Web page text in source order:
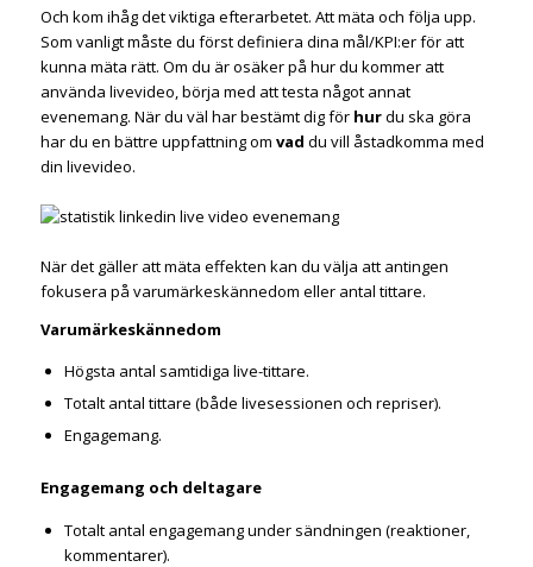
Och kom ihåg det viktiga efterarbetet. Att mäta och följa upp.
Som vanligt måste du först definiera dina mål/KPI:er för att
kunna mäta rätt. Om du är osäker på hur du kommer att
använda livevideo, börja med att testa något annat
evenemang. När du väl har bestämt dig för hurdu ska göra
har du en bättre uppfattning om vad du vill åstadkomma med
din livevideo.
När det gäller att mäta effekten kan du välja att antingen
fokusera på varumärkeskännedom eller antal tittare.
Varumärkeskännedom
Högsta antal samtidiga live-tittare.
Totalt antal tittare (både livesessionen och repriser).
Engagemang.
Engagemang och deltagare
Totalt antal engagemang under sändningen (reaktioner,
kommentarer).